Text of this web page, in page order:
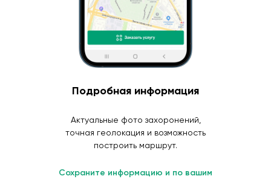
Подробная информация
Актуальные фото захоронений,
точная геолокация и возможность
построить маршрут.
Сохраните информацию и по вашим